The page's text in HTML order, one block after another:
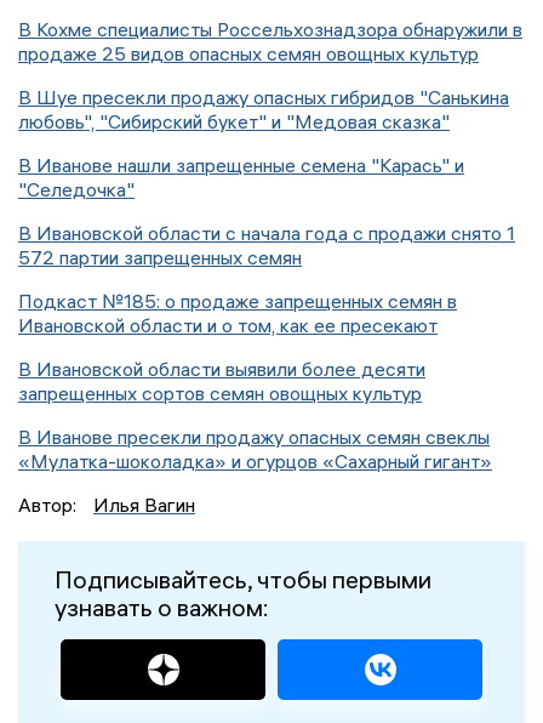
В Кохме специалисты Россельхознадзора обнаружили в
продаже 25 видов опасных семян овощных культур
В Шуе пресекли продажу опасных гибридов "Санькина
любовь", "Сибирский букет" и "Медовая сказка"
В Иванове нашли запрещенные семена "Карась" и
"Селедочка"
В Ивановской области с начала года с продажи снято 1
572 партии запрещенных семян
Подкаст №185: о продаже запрещенных семян в
Ивановской области и о том, как ее пресекают
В Ивановской области выявили более десяти
запрещенных сортов семян овощных культур
В Иванове пресекли продажу опасных семян свеклы
«Мулатка-шоколадка» и огурцов «Сахарный гигант»
Автор:
Илья Вагин
Подписывайтесь, чтобы первыми
узнавать о важном: